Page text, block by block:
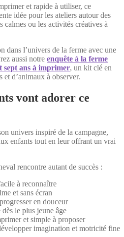
et rapide à utiliser, ce
idée pour les ateliers autour des
calmes ou les activités créatives à
dans l’univers de la ferme avec une
aussi notre enquête à la ferme
sept ans à imprimer, un kit clé en
d’animaux à observer.
vont adorer ce
univers inspiré de la campagne,
enfants tout en leur offrant un vrai
rencontre autant de succès :
à reconnaître
et sans écran
en douceur
le plus jeune âge
et simple à proposer
imagination et motricité fine